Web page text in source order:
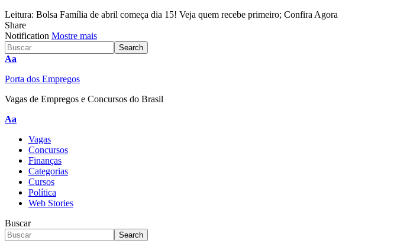
Leitura: Bolsa Família de abril começa dia 15! Veja quem recebe primeiro; Confira Agora
Share
Notification Mostre mais
Font
Aa
Porta dos Empregos
Vagas de Empregos e Concursos do Brasil
Font
Aa
Vagas
Concursos
Finanças
Categorias
Cursos
Política
Web Stories
Buscar